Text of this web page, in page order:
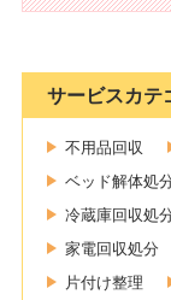
サービスカテ
不用品回収
ベッド解体処
冷蔵庫回収処
家電回収処分
片付け整理